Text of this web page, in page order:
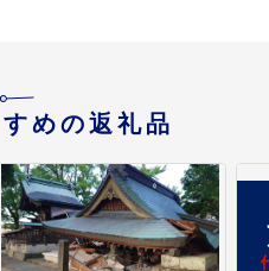
めの返礼品